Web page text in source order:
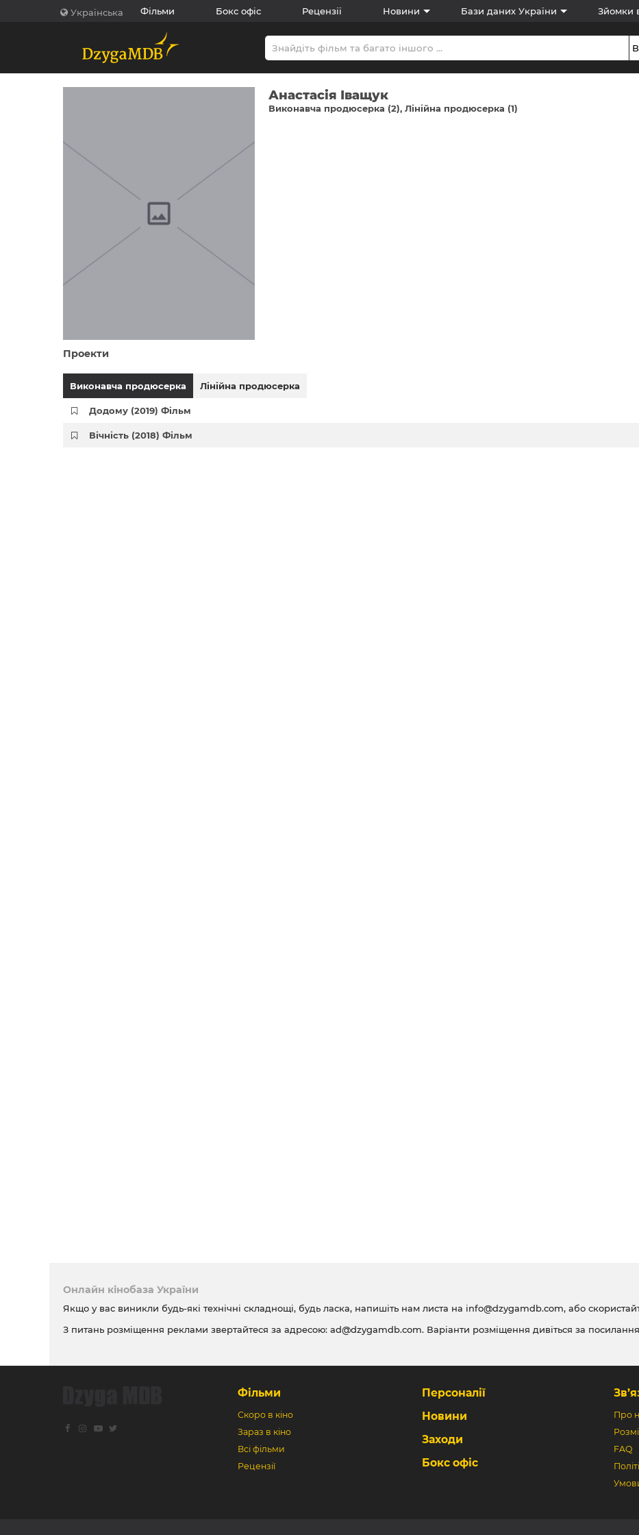
Українська Фільми Бокс офіс Рецензії Новини Бази даних України Зйомки
Анастасія Іващук
Виконавча продюсерка (2) Лінійна продюсерка (1)
Проекти
Виконавча продюсерка Лінійна продюсерка
Додому (2019) Фільм
Вічність (2018) Фільм
Онлайн кінобаза України
Якщо у вас виникли будь-які технічні складнощі, будь ласка, напишіть нам листа на info@dzygamdb.com, або
З питань розміщення реклами звертайтеся за адресою: ad@dzygamdb.com. Варіанти розміщення дивіться за
Фільми
Скоро в кіно
Зараз в кіно
Всі фільми
Рецензії
Персоналії
Новини
Заходи
Бокс офіс
Про
FAQ